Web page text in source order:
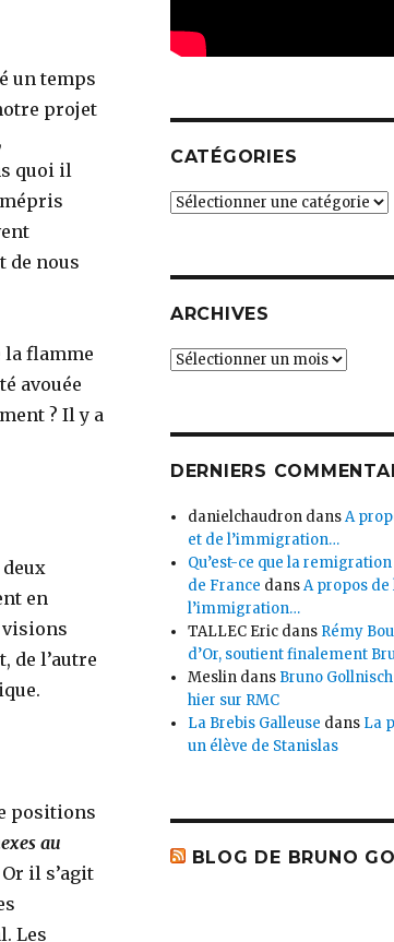
un temps
projet
quoi il
de nous
la flamme
avouée
? Il y a
en
visions
de l’autre
positions
au
il s’agit
Les
CATÉGORIES
Catégories
ARCHIVES
Archives
DERNIERS
danielchaudron dansA
et de l’immigration…
Qu’est-ce que la
de France dansA propos de
l’immigration…
TALLEC Eric dans Rémy
d’Or, soutient finalement
Meslin dans Bruno
hier sur RMC
La Brebis Galleuse dans La
un élève de Stanislas
BLOG DE BRUNO